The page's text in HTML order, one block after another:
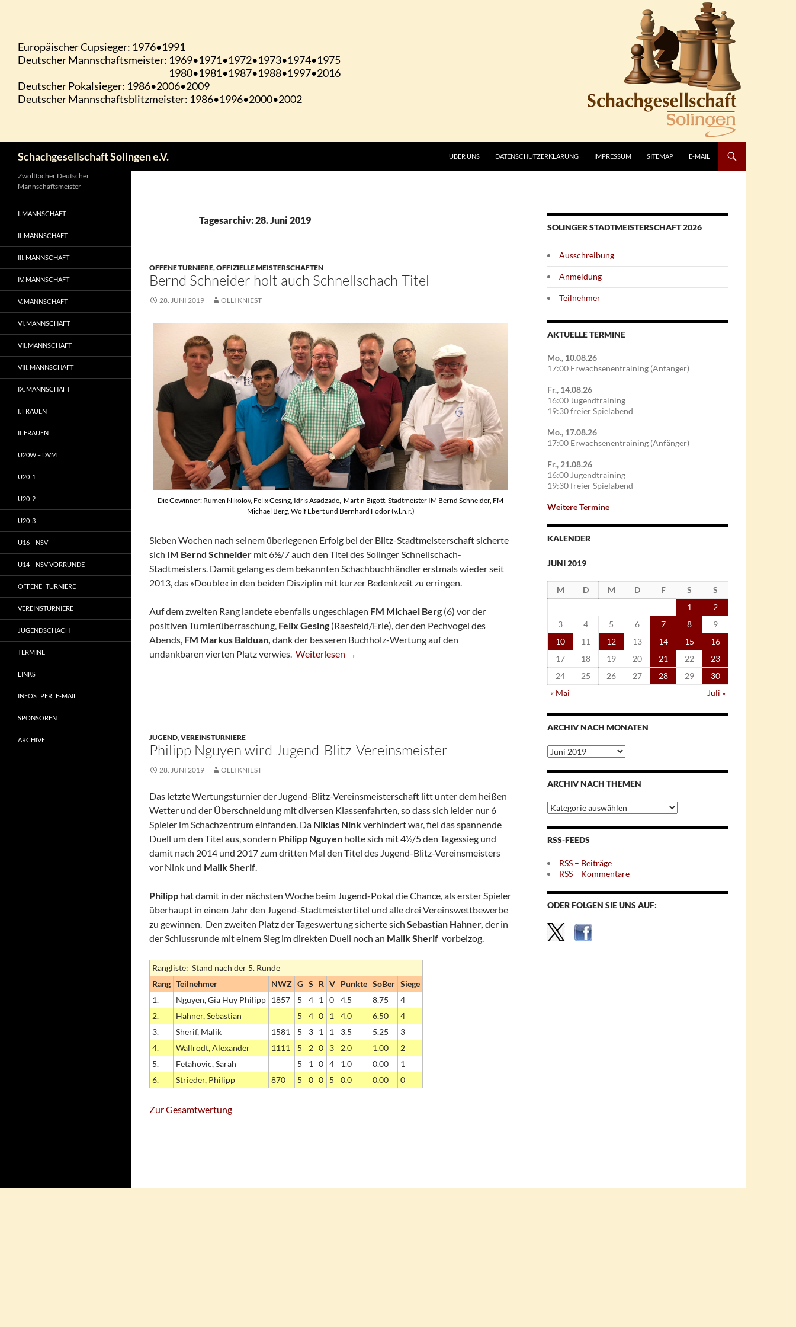
Schachgesellschaft Solingen e.V. ÜBER UNS DATENSCHUTZERKLÄRUNG IMPRESSUM SITEMAP E-MAIL
Tagesarchiv: 28. Juni 2019
OFFENE TURNIERE,OFFIZIELLE MEISTERSCHAFTEN
Bernd Schneider holt auch Schnellschach-Titel
28. JUNI 2019 OLLI KNIEST
Die Gewinner: Rumen Nikolov, Felix Gesing, Idris Asadzade, Martin Bigott, Stadtmeister IM Bernd Schneider, FM
Michael Berg, Wolf Ebert und Bernhard Fodor (v.l.n.r.)
Sieben Wochen nach seinem überlegenen Erfolg bei der Blitz-Stadtmeisterschaft sicherte
sich IM Bernd Schneider mit 6½/7 auch den Titel des Solinger Schnellschach-
Stadtmeisters. Damit gelang es dem bekannten Schachbuchhändler erstmals wieder seit
2013, das »Double« in den beiden Disziplin mit kurzer Bedenkzeit zu erringen.
Auf dem zweiten Rang landete ebenfalls ungeschlagen FM Michael Berg (6) vor der
positiven Turnierüberraschung, Felix Gesing (Raesfeld/Erle), der den Pechvogel des
Abends, FM Markus Balduan, dank der besseren Buchholz-Wertung auf den
undankbaren vierten Platz verwies. Bernd Schneider Holt Auch Schnellschach-Titel
Weiterlesen →
JUGEND,VEREINSTURNIERE
Philipp Nguyen wird Jugend-Blitz-Vereinsmeister
28. JUNI 2019 OLLI KNIEST
Das letzte Wertungsturnier der Jugend-Blitz-Vereinsmeisterschaft litt unter dem heißen
Wetter und der Überschneidung mit diversen Klassenfahrten, so dass sich leider nur 6
Spieler im Schachzentrum einfanden. Da Niklas Ninkverhindert war, fiel das spannende
Duell um den Titel aus, sondern Philipp Nguyen holte sich mit 4½/5 den Tagessieg und
damit nach 2014 und 2017 zum dritten Mal den Titel des Jugend-Blitz-Vereinsmeisters
vor Nink und Malik Sherif.
Philipp hat damit in der nächsten Woche beim Jugend-Pokal die Chance, als erster Spieler
überhaupt in einem Jahr den Jugend-Stadtmeistertitel und alle drei Vereinswettbewerbe
zu gewinnen. Den zweiten Platz der Tageswertung sicherte sich Sebastian Hahner, der in
der Schlussrunde mit einem Sieg im direkten Duell noch an Malik Sherif vorbeizog.
Rangliste: Stand nach der 5. Runde
Rang Teilnehmer NWZ G S R V Punkte SoBer Siege
1.
Nguyen, Gia Huy Philipp 1857 5 4 1 0 4.5 8.75
4
2.
Hahner, Sebastian 5 4 0 1 4.0 6.50
4
3.
Sherif, Malik 1581 5 3 1 1 3.5 5.25
3
4.
Wallrodt, Alexander 1111 5 2 0 3 2.0 1.00
2
5.
Fetahovic, Sarah 5 1 0 4 1.0 0.00
1
6.
Strieder, Philipp 870 5 0 0 5 0.0 0.00 0
Zur Gesamtwertung
SOLINGER STADTMEISTERSCHAFT 2026
Ausschreibung
Anmeldung
Teilnehmer
AKTUELLE TERMINE
Mo., 10.08.26
17:00 Erwachsenentraining (Anfänger)
Fr., 14.08.26
16:00 Jugendtraining
19:30 freier Spielabend
Mo., 17.08.26
17:00 Erwachsenentraining (Anfänger)
Fr., 21.08.26
16:00 Jugendtraining
19:30 freier Spielabend
Weitere Termine
KALENDER
JUNI 2019
M D M D F S
S
1
2
3
4 5 6 7 8
9
10
11 12 13 14 15
16
17
18 19 20 21 22
23
24
25 26 27 28 29
30
« Mai
Juli »
ARCHIV NACH MONATEN
Archiv
nach
Monaten
ARCHIV NACH THEMEN
Archiv
nach
Themen
RSS-FEEDS
RSS – Beiträge
RSS – Kommentare
ODER FOLGEN SIE UNS AUF:
Zwölffacher Deutscher
Mannschaftsmeister
I. MANNSCHAFT
II. MANNSCHAFT
III. MANNSCHAFT
IV. MANNSCHAFT
V. MANNSCHAFT
VI. MANNSCHAFT
VII. MANNSCHAFT
VIII. MANNSCHAFT
IX. MANNSCHAFT
I. FRAUEN
II. FRAUEN
U20W – DVM
U20-1
U20-2
U20-3
U16 – NSV
U14 – NSV VORRUNDE
OFFENE TURNIERE
VEREINSTURNIERE
JUGENDSCHACH
TERMINE
LINKS
INFOS PER E-MAIL
SPONSOREN
ARCHIVE